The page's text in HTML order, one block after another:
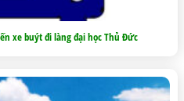
xe buýt đi làng đại học Thủ Đức